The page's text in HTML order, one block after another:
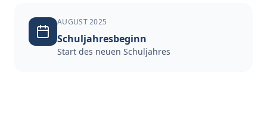
AUGUST 2025
Schuljahresbeginn
Start des neuen Schuljahres